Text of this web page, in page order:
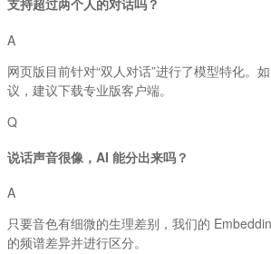
支持超过两个人的对话吗？
A
网页版目前针对“双人对话”进行了模型特化。
议，建议下载专业版客户端。
Q
说话声音很像，AI 能分出来吗？
A
只要音色有细微的生理差别，我们的
的频谱差异并进行区分。